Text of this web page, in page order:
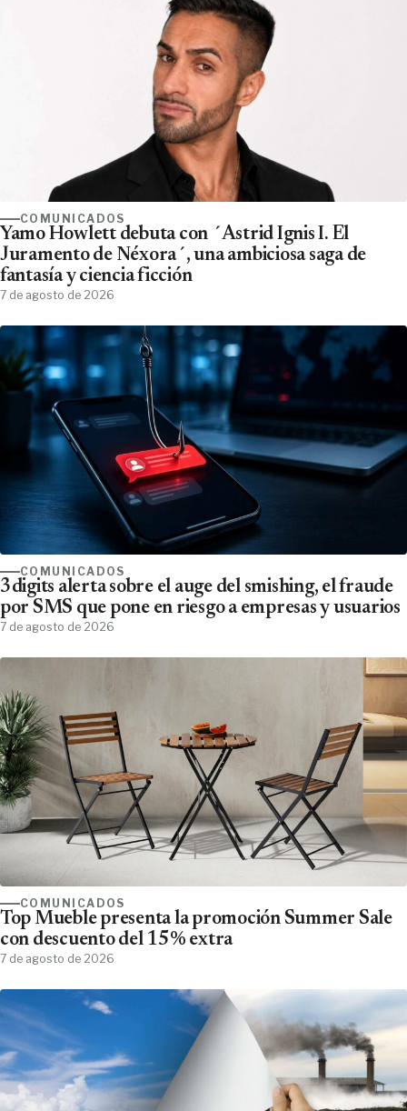
COMUNICADOS
Yamo Howlett debuta con ´Astrid Ignis I. El
Juramento de Néxora´, una ambiciosa saga de
fantasía y ciencia ficción
7 de agosto de 2026
COMUNICADOS
3digits alerta sobre el auge del smishing, el fraude
por SMS que pone en riesgo a empresas y usuarios
7 de agosto de 2026
COMUNICADOS
Top Mueble presenta la promoción Summer Sale
con descuento del 15% extra
7 de agosto de 2026